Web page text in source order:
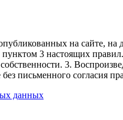
на сайте, на
3 настоящих правил.
3.
письменного согласия
данных